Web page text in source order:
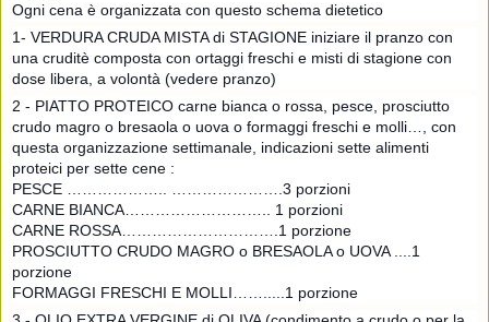
Ogni cena è organizzata con questo schema dietetico
1- VERDURA CRUDA MISTA di STAGIONE iniziare il pranzo con
una cruditè composta con ortaggi freschi e misti di stagione con
dose libera, a volontà (vedere pranzo)
2 - PIATTO PROTEICO carne bianca o rossa, pesce, prosciutto
crudo magro o bresaola o uova o formaggi freschi e molli…, con
questa organizzazione settimanale, indicazioni sette alimenti
proteici per sette cene :
PESCE ……………….. ………………….3 porzioni
CARNE BIANCA……………………….. 1 porzioni
CARNE ROSSA………………………….1 porzione
PROSCIUTTO CRUDO MAGRO o BRESAOLA o UOVA ....1
porzione
FORMAGGI FRESCHI E MOLLI…….....1 porzione